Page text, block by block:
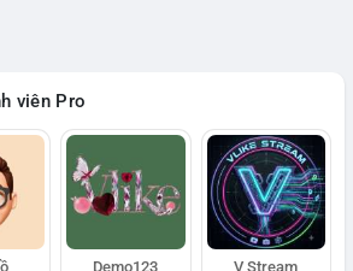
viên Pro
Demo123 V Stream